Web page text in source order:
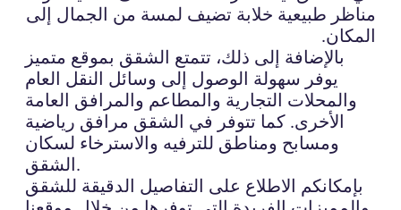
مناظر طبيعية خلابة تضيف لمسة من الجمال إلى
المكان.
بالإضافة إلى ذلك، تتمتع الشقق بموقع متميز
يوفر سهولة الوصول إلى وسائل النقل العام
والمحلات التجارية والمطاعم والمرافق العامة
الأخرى. كما تتوفر في الشقق مرافق رياضية
ومسابح ومناطق للترفيه والاسترخاء لسكان
الشقق.
بإمكانكم الاطلاع على التفاصيل الدقيقة للشقق